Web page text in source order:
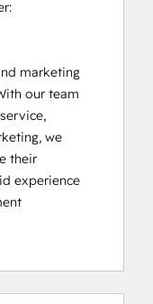
marketing
our team
we
their
experience